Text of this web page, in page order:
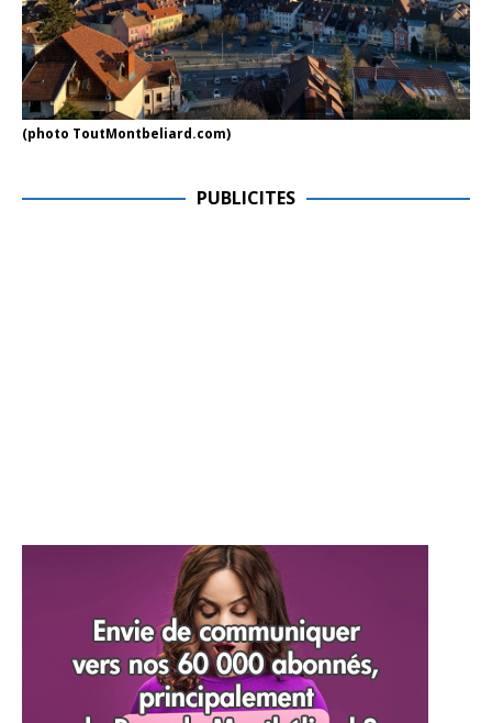
(photo ToutMontbeliard.com)
PUBLICITES